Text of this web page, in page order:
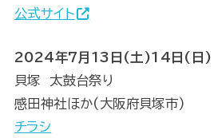
公式サイト
2024年7月13日(土)14日(日)
貝塚 太鼓台祭り
感田神社ほか(大阪府貝塚市)
チラシ